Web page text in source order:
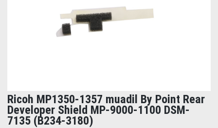
Ricoh MP1350-1357 muadil By Point Rear
Developer Shield MP-9000-1100 DSM-
7135 (B234-3180)